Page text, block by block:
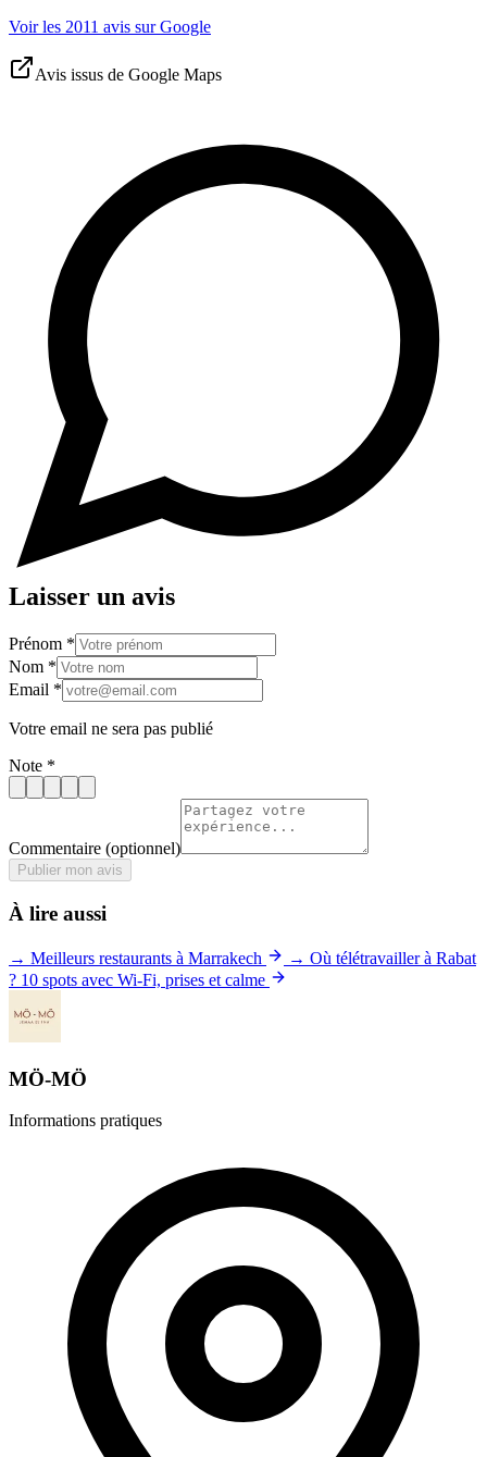
Voir les 2011 avis sur Google
Avis issus de Google Maps
Laisser un avis
Prénom *
Nom *
Email *
Votre email ne sera pas publié
Note *
Commentaire (optionnel)
Publier mon avis
À lire aussi
→ Meilleurs restaurants à Marrakech
→ Où télétravailler à Rabat
? 10 spots avec Wi-Fi, prises et calme
MÖ-MÖ
Informations pratiques